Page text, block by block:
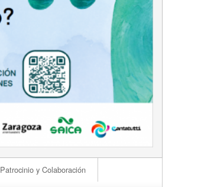
Patrocinio y Colaboración